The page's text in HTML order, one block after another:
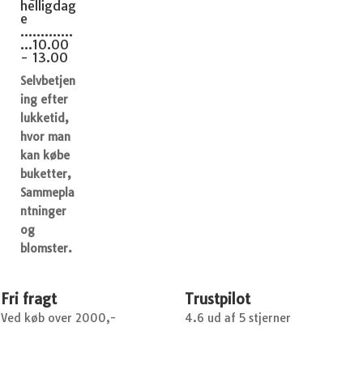
helligdag
e
.............
...10.00
- 13.00
Selvbetjen
ing efter
lukketid,
hvor man
kan købe
buketter,
Sammepla
ntninger
og
blomster.
Fri fragt
Ved køb over 2000,-
Trustpilot
4.6 ud af 5 stjerner